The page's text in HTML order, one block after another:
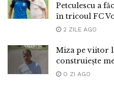
Petculescu a
în tricoul FC
2 ZILE AGO
Miza pe viitor
construiește
O ZI AGO